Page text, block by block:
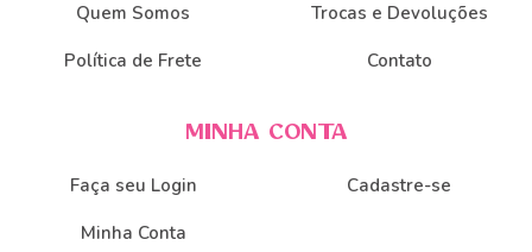
Quem Somos
Trocas e Devoluções
Política de Frete
Contato
MINHA CONTA
Faça seu Login
Cadastre-se
Minha Conta